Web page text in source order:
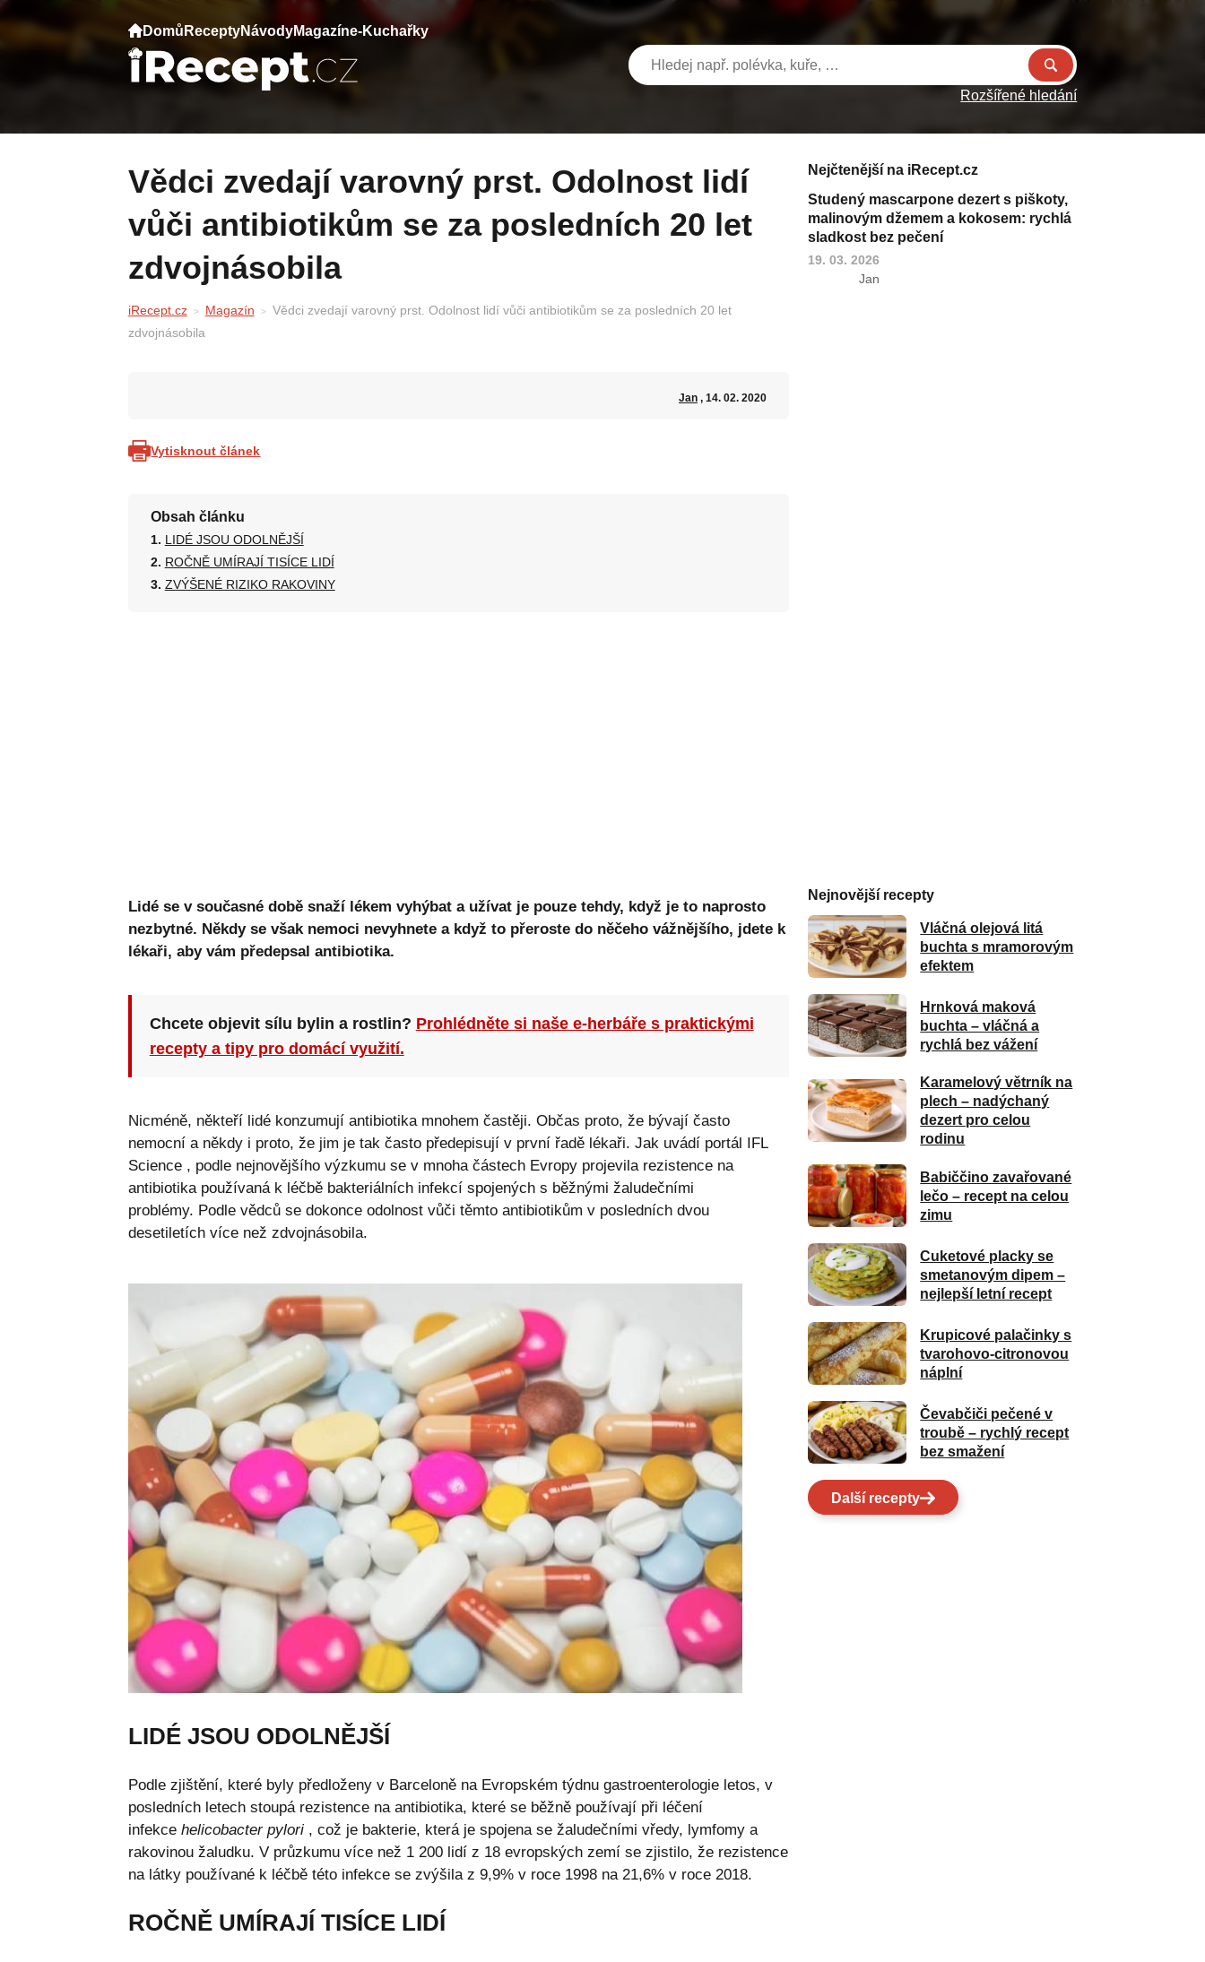
Domů ReceptyNávodyMagazíne-Kuchařky
Rozšířené hledání
Vědci zvedají varovný prst. Odolnost lidí
vůči antibiotikům se za posledních 20 let
zdvojnásobila
iRecept.cz Magazín
Vědci zvedají varovný prst. Odolnost lidí vůči antibiotikům se za posledních 20 let
zdvojnásobila
Jan, 14. 02. 2020
Vytisknout článek
Obsah článku
LIDÉ JSOU ODOLNĚJŠÍ
ROČNĚ UMÍRAJÍ TISÍCE LIDÍ
ZVÝŠENÉ RIZIKO RAKOVINY
Lidé se v současné době snaží lékem vyhýbat a užívat je pouze tehdy, když je to naprosto
nezbytné. Někdy se však nemoci nevyhnete a když to přeroste do něčeho vážnějšího, jdete k
lékaři, aby vám předepsal antibiotika.
Chcete objevit sílu bylin a rostlin? Prohlédněte si naše e-herbáře s praktickými
recepty a tipy pro domácí využití.
Nicméně, někteří lidé konzumují antibiotika mnohem častěji. Občas proto, že bývají často
nemocní a někdy i proto, že jim je tak často předepisují v první řadě lékaři. Jak uvádí portál IFL
Science, podle nejnovějšího výzkumu se v mnoha částech Evropy projevila rezistence na
antibiotika používaná k léčbě bakteriálních infekcí spojených s běžnými žaludečními
problémy. Podle vědců se dokonce odolnost vůči těmto antibiotikům v posledních dvou
desetiletích více než zdvojnásobila.
LIDÉ JSOU ODOLNĚJŠÍ
Podle zjištění, které byly předloženy v Barceloně na Evropském týdnu gastroenterologieletos, v
posledních letech stoupá rezistence na antibiotika, které se běžně používají při léčení
infekce helicobacter pylori, což je bakterie, která je spojena se žaludečními vředy, lymfomy a
rakovinou žaludku. V průzkumu více než 1 200 lidí z 18 evropských zemí se zjistilo, že rezistence
na látky používané k léčbě této infekce se zvýšila z 9,9% v roce 1998 na 21,6% v roce 2018.
ROČNĚ UMÍRAJÍ TISÍCE LIDÍ
Nejčtenější na iRecept.cz
Studený mascarpone dezert s piškoty,
malinovým džemem a kokosem: rychlá
sladkost bez pečení
19. 03. 2026
Jan
Nejnovější recepty
Vláčná olejová litá
buchta s mramorovým
efektem
Hrnková maková
buchta – vláčná a
rychlá bez vážení
Karamelový větrník na
plech – nadýchaný
dezert pro celou
rodinu
Babiččino zavařované
lečo – recept na celou
zimu
Cuketové placky se
smetanovým dipem –
nejlepší letní recept
Krupicové palačinky s
tvarohovo-citronovou
náplní
Čevabčiči pečené v
troubě – rychlý recept
bez smažení
Další recepty